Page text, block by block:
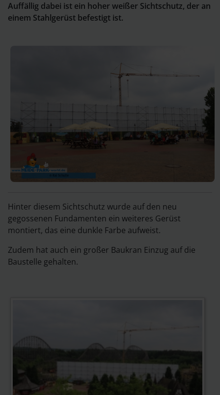
Auffällig dabei ist ein hoher weißer Sichtschutz, der an
einem Stahlgerüst befestigt ist.
Hinter diesem Sichtschutz wurde auf den neu
gegossenen Fundamenten ein weiteres Gerüst
montiert, das eine dunkle Farbe aufweist.
Zudem hat auch ein großer Baukran Einzug auf die
Baustelle gehalten.